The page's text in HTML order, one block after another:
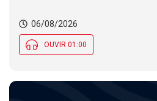
quinta (6) em SC
06/08/2026
OUVIR 01:00